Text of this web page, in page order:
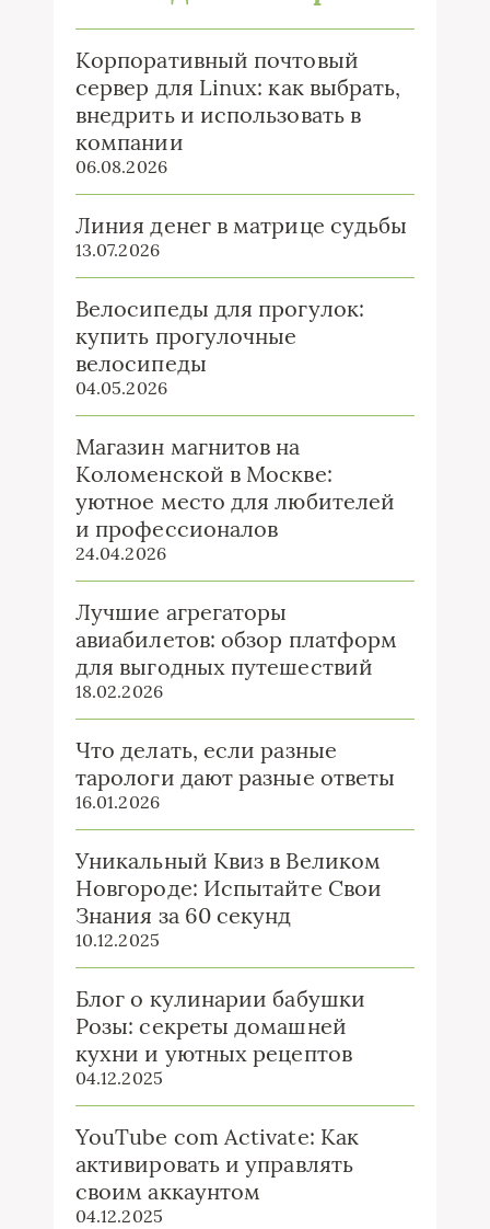
Корпоративный почтовый
сервер для Linux: как выбрать,
внедрить и использовать в
компании
06.08.2026
Линия денег в матрице судьбы
13.07.2026
Велосипеды для прогулок:
купить прогулочные
велосипеды
04.05.2026
Магазин магнитов на
Коломенской в Москве:
уютное место для любителей
и профессионалов
24.04.2026
Лучшие агрегаторы
авиабилетов: обзор платформ
для выгодных путешествий
18.02.2026
Что делать, если разные
тарологи дают разные ответы
16.01.2026
Уникальный Квиз в Великом
Новгороде: Испытайте Свои
Знания за 60 секунд
10.12.2025
Блог о кулинарии бабушки
Розы: секреты домашней
кухни и уютных рецептов
04.12.2025
YouTube com Activate: Как
активировать и управлять
своим аккаунтом
04.12.2025